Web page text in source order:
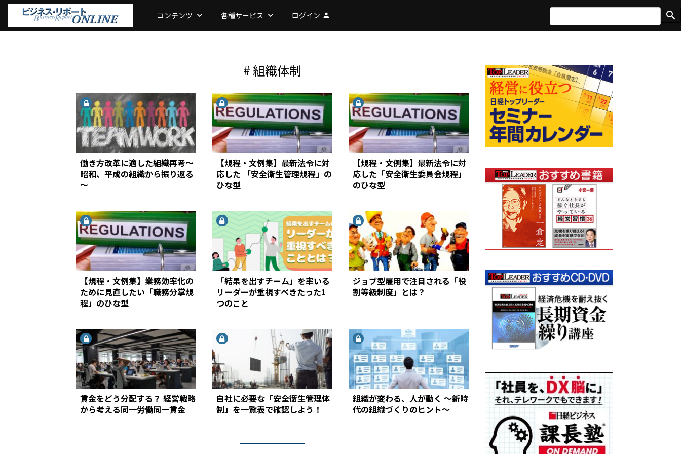
コンテンツ keyboard_arrow_down 各種サービス keyboard_arrow_down ログイン person search
# 組織体制
働き方改革に適した組織再考～
昭和、平成の組織から振り返る
～
【規程・文例集】最新法令に対
応した 「安全衛生管理規程」の
ひな型
【規程・文例集】最新法令に対
応した「安全衛生委員会規程」
のひな型
【規程・文例集】業務効率化の
ために見直したい「職務分掌規
程」のひな型
「結果を出すチーム」を率いる
リーダーが重視すべきたった1
つのこと
ジョブ型雇用で注目される「役
割等級制度」とは？
賃金をどう分配する？ 経営戦略
から考える同一労働同一賃金
自社に必要な「安全衛生管理体
制」を一覧表で確認しよう！
組織が変わる、人が動く ～新時
代の組織づくりのヒント～